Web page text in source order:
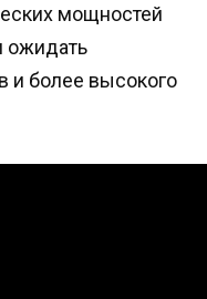
мощностей
ожидать
и более высокого